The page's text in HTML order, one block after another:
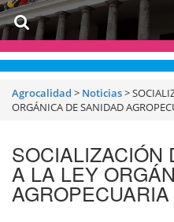
Agrocalidad > Noticias>
ORGÁNICA DE SANIDAD
SOCIALIZACIÓN
A LA LEY
AGROPECUARIA